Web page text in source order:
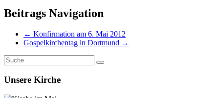
Beitrags Navigation
← Konfirmation am 6. Mai 2012
Gospelkirchentag in Dortmund →
Unsere Kirche